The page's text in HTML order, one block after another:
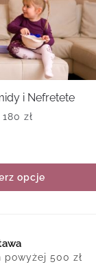
i Nefretete
180 zł
opcje
powyżej 500 zł